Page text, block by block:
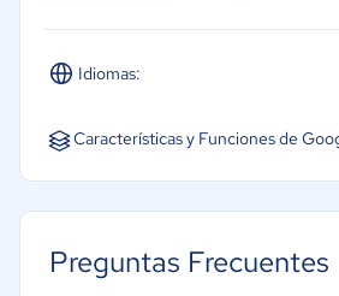
Idiomas:
Español Inglés Portugués
Características y Funciones de
Entorno de desarrollo
Preguntas Frecuentes